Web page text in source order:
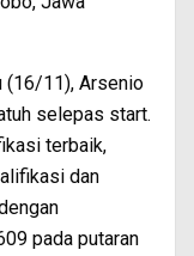
(16/11), Arsenio
selepas start.
terbaik,
dan
pada putaran